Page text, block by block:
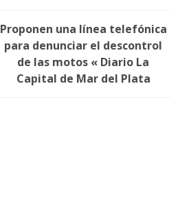
Proponen una línea telefónica
para denunciar el descontrol
de las motos « Diario La
Capital de Mar del Plata